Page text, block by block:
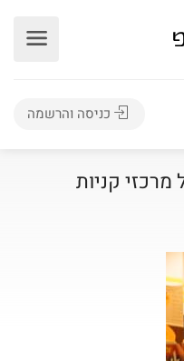
כניסה והרשמה
קניות